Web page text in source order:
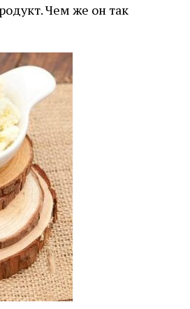
Чем же он так